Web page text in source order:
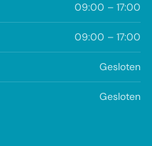
09:00 – 17:00
09:00 – 17:00
Gesloten
Gesloten